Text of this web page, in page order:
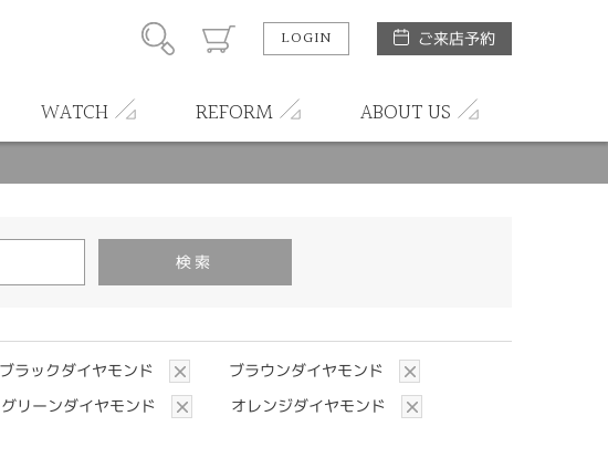
LOGIN ご来店予約
WATCH REFORM ABOUT US
ブラックダイヤモンド
ブラウンダイヤモンド
グリーンダイヤモンド
オレンジダイヤモンド